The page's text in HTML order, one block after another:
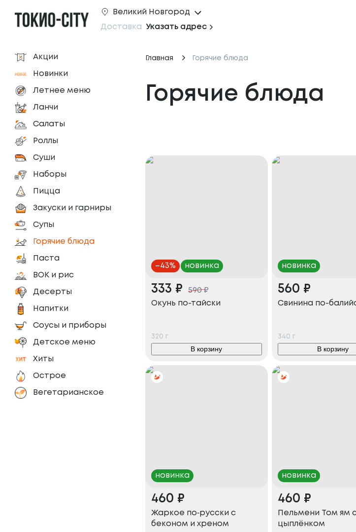
Великий Новгород
Доставка Указать адрес
Акции
Новинки
Летнее меню
Ланчи
Салаты
Роллы
Суши
Наборы
Пицца
Закуски и гарниры
Супы
Горячие блюда
Паста
ВОК и рис
Десерты
Напитки
Соусы и приборы
Детское меню
Хиты
Острое
Вегетарианское
Главная Горячие блюда
Горячие блюда
–43% новинка
333 ₽ 590₽
Окунь по-тайски
320 г
В корзину
новинка
560 ₽
Свинина по-
340 г
В корзину
новинка
460 ₽
Жаркое по‑русски с
беконом и хреном
новинка
460 ₽
Пельмени Том ям
цыплёнком